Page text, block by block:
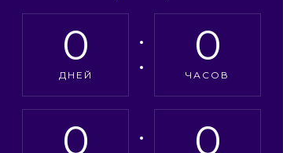
0
ДНЕЙ
0
ЧАСОВ
0 0